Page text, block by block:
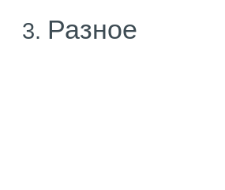
Разное